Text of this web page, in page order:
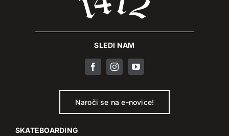
SLEDI NAM
Naroči se na e-novice!
SKATEBOARDING